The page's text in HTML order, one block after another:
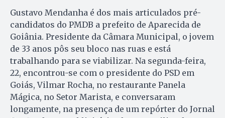
Gustavo Mendanha é dos mais articulados pré-
candidatos do PMDB a prefeito de Aparecida de
Goiânia. Presidente da Câmara Municipal, o jovem
de 33 anos pôs seu bloco nas ruas e está
trabalhando para se viabilizar. Na segunda-feira,
22, encontrou-se com o presidente do PSD em
Goiás, Vilmar Rocha, no restaurante Panela
Mágica, no Setor Marista, e conversaram
longamente, na presença de um repórter do Jornal